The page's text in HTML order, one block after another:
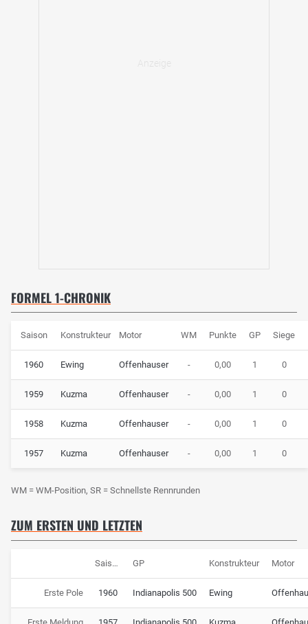
FORMEL 1-CHRONIK
Saison Konstrukteur Motor WM Punkte GP Siege
1960 Ewing Offenhauser - 0,00 1 0
1959 Kuzma Offenhauser - 0,00 1 0
1958 Kuzma Offenhauser - 0,00 1 0
1957 Kuzma Offenhauser - 0,00 1 0
WM = WM-Position, SR = Schnellste Rennrunden
ZUM ERSTEN UND LETZTEN
Saison GP Konstrukteur Motor
Erste Pole 1960 Indianapolis 500 Ewing